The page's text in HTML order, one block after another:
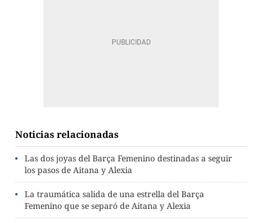
Noticias relacionadas
Las dos joyas del Barça Femenino destinadas a seguir
los pasos de Aitana y Alexia
La traumática salida de una estrella del Barça
Femenino que se separó de Aitana y Alexia